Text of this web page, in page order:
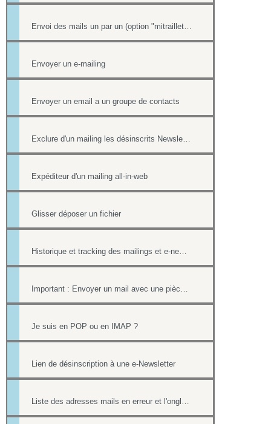
Envoi des mails un par un (option "mitraillette")
Envoyer un e-mailing
Envoyer un email a un groupe de contacts
Exclure d'un mailing les désinscrits Newsletter et les mails en erreur
Expéditeur d'un mailing all-in-web
Glisser déposer un fichier
Historique et tracking des mailings et e-newsletters
Important : Envoyer un mail avec une pièce jointe sans erreur
Je suis en POP ou en IMAP ?
Lien de désinscription à une e-Newsletter
Liste des adresses mails en erreur et l'onglet Reporting